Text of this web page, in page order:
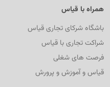
همراه با قیاس
باشگاه شرکای تجاری قیاس
شراکت تجاری با قیاس
فرصت های شغلی
قیاس و آموزش و پرورش